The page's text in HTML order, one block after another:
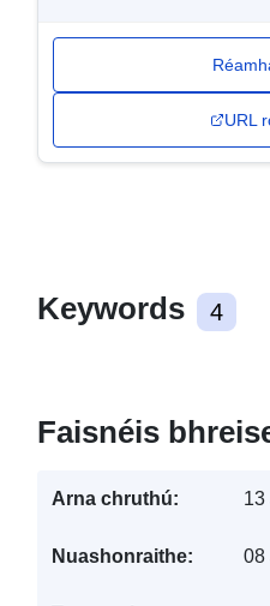
URL
Keywords 4
Faisnéis
Arna chruthú: 13
Nuashonraithe: 08